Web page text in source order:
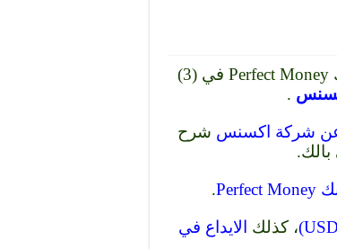
شرح بالصور و الفيديو كيفية السحب من exness إلى بنك Perfect Money في (3)
.
عن شركة اكسنس شرح
.
، كذلك الايداع في